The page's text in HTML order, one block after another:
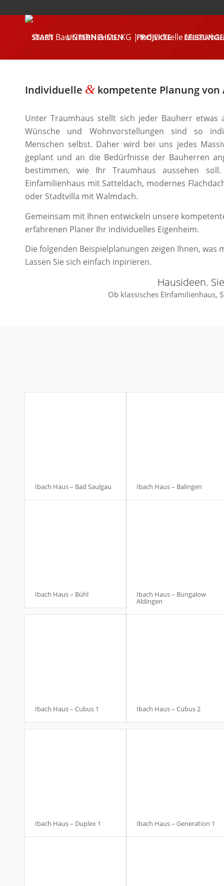
START UNTERNEHMEN PROJEKTE
Individuelle & kompetente Planung von
Unter Traumhaus stellt sich jeder Bauherr etwas
Wünsche und Wohnvorstellungen sind so
Menschen selbst. Daher wird bei uns jedes
geplant und an die Bedürfnisse der Bauherren
bestimmen, wie Ihr Traumhaus aussehen soll.
Einfamilienhaus mit Satteldach, modernes
oder Stadtvilla mit Walmdach.
Gemeinsam mit Ihnen entwickeln unsere
erfahrenen Planer Ihr individuelles Eigenheim.
Die folgenden Beispielplanungen zeigen Ihnen, was
Lassen Sie sich einfach inpirieren.
Hausideen.
Ob klassisches EInfamilienhaus,
Ibach Haus – Bad Saulgau Ibach Haus – Balingen
Ibach Haus – Bühl Ibach Haus – Bungalow
Aldingen
Ibach Haus – Cubus 1 Ibach Haus – Cubus 2
Ibach Haus – Duplex 1 Ibach Haus – Generation 1